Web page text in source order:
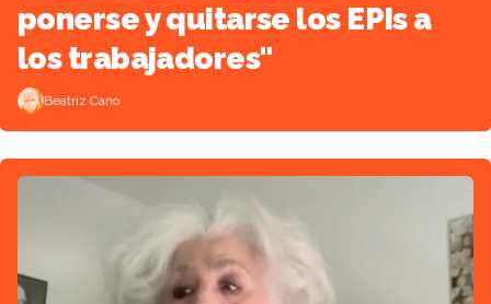
ponerse y quitarse los EPIs a
los trabajadores"
Beatriz Cano